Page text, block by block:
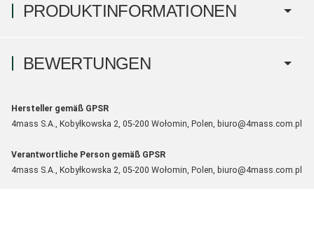
PRODUKTINFORMATIONEN
BEWERTUNGEN
Hersteller gemäß GPSR
4mass S.A., Kobyłkowska 2, 05-200 Wołomin, Polen, biuro@4mass.com.pl
Verantwortliche Person gemäß GPSR
4mass S.A., Kobyłkowska 2, 05-200 Wołomin, Polen, biuro@4mass.com.pl